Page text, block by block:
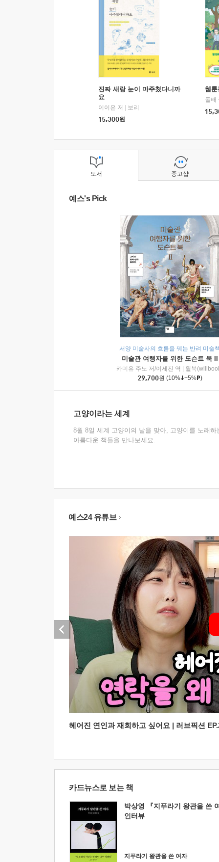
진짜 새랑 눈이 마주쳤다니까
요
이이은 저
보리
15,300원
웹
돌배
도서
예스's Pick
서양 미술사의 흐름을 꿰는 반려 미술
미술관 여행자를 위한 도슨트 북 II
카미유 주노 저/이세진 역
윌북
29,700원 (10% +5% )
고양이라는 세계
8월 8일 세계 고양이의 날을 맞아, 고양이를 노래하
아름다운 책들을 만나보세요.
중고샵
예스24 유튜브
헤어진 연인과 재회하고 싶어요 | 러브픽션
카드뉴스로 보는 책
박상영 『지푸라기 왕관을 쓴
인터뷰
지푸라기 왕관을 쓴 여자